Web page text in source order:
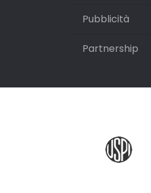
Pubblicità
Partnership